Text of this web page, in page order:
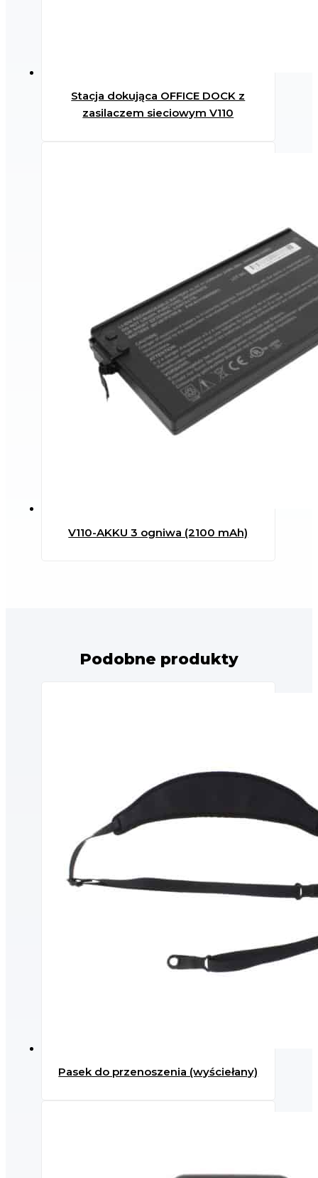
Stacja dokująca OFFICE DOCK z
zasilaczem sieciowym V110
V110-AKKU 3 ogniwa (2100 mAh)
Podobne produkty
Pasek do przenoszenia (wyściełany)